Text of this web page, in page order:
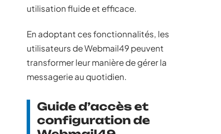
utilisation fluide et efficace.
En adoptant ces fonctionnalités, les
utilisateurs de Webmail49 peuvent
transformer leur manière de gérer la
messagerie au quotidien.
Guide d’accès et
configuration de